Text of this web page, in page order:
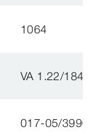
1064
VA 1.22/18407
017-05/3990-